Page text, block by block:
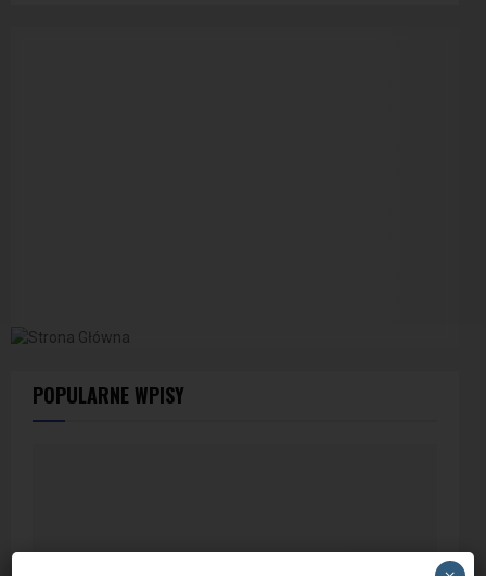
POPULARNE WPISY